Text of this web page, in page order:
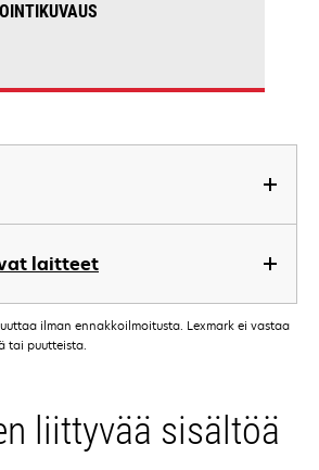
laitteet
ilman ennakkoilmoitusta. Lexmark ei vastaa
tai puutteista.
liittyvää sisältöä